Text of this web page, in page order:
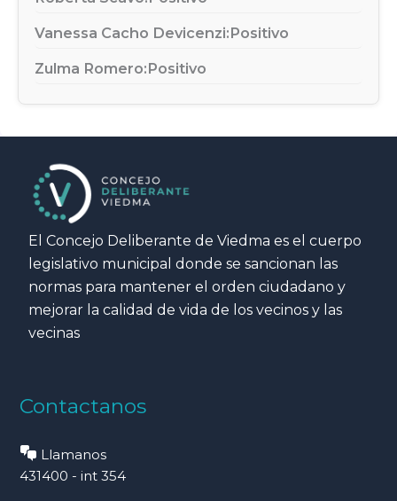
Vanessa Cacho Devicenzi:Positivo
Zulma Romero:Positivo
El Concejo Deliberante de Viedma es el cuerpo
legislativo municipal donde se sancionan las
normas para mantener el orden ciudadano y
mejorar la calidad de vida de los vecinos y las
vecinas
Contactanos
Llamanos
431400 - int 354